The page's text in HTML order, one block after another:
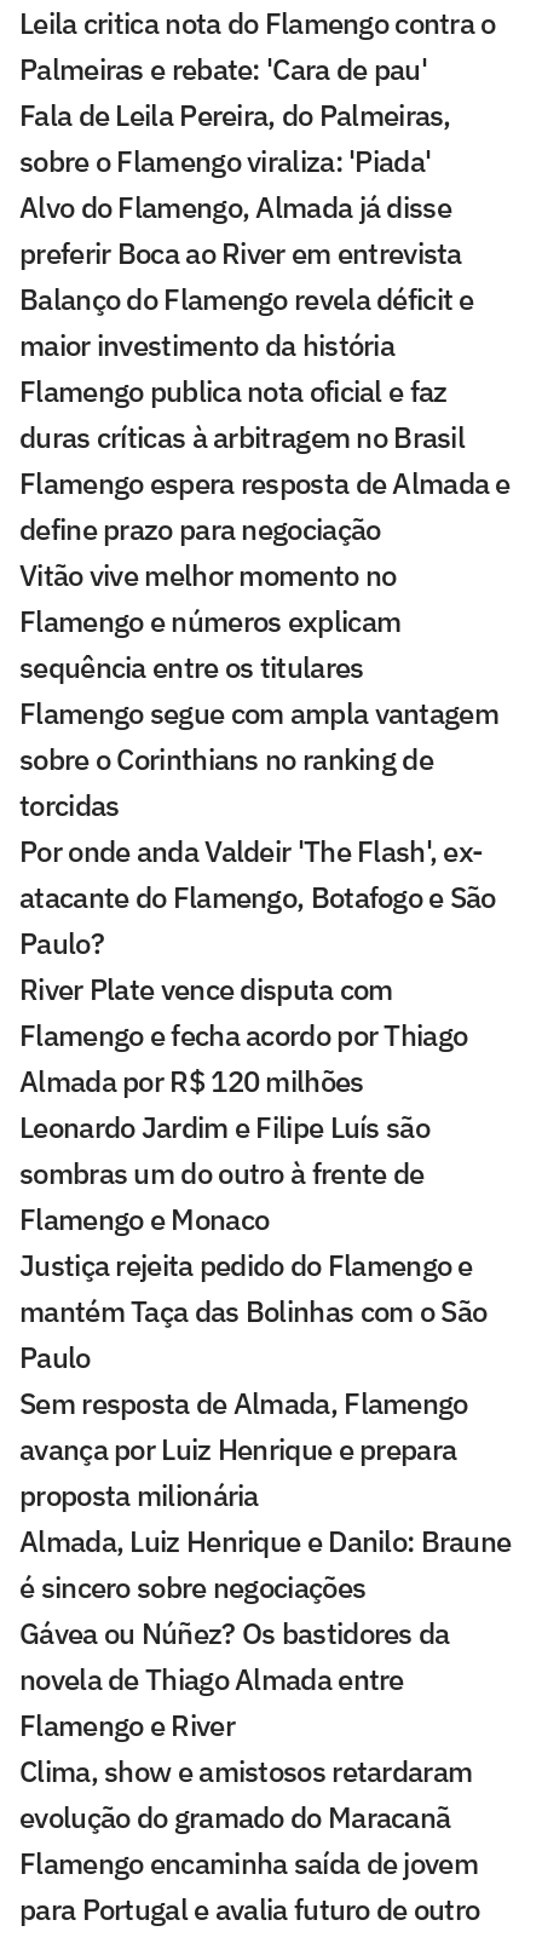
Leila critica nota do Flamengo contra o
Palmeiras e rebate: 'Cara de pau'
Fala de Leila Pereira, do Palmeiras,
sobre o Flamengo viraliza: 'Piada'
Alvo do Flamengo, Almada já disse
preferir Boca ao River em entrevista
Balanço do Flamengo revela déficit e
maior investimento da história
Flamengo publica nota oficial e faz
duras críticas à arbitragem no Brasil
Flamengo espera resposta de Almada e
define prazo para negociação
Vitão vive melhor momento no
Flamengo e números explicam
sequência entre os titulares
Flamengo segue com ampla vantagem
sobre o Corinthians no ranking de
torcidas
Por onde anda Valdeir 'The Flash', ex-
atacante do Flamengo, Botafogo e São
Paulo?
River Plate vence disputa com
Flamengo e fecha acordo por Thiago
Almada por R$ 120 milhões
Leonardo Jardim e Filipe Luís são
sombras um do outro à frente de
Flamengo e Monaco
Justiça rejeita pedido do Flamengo e
mantém Taça das Bolinhas com o São
Paulo
Sem resposta de Almada, Flamengo
avança por Luiz Henrique e prepara
proposta milionária
Almada, Luiz Henrique e Danilo: Braune
é sincero sobre negociações
Gávea ou Núñez? Os bastidores da
novela de Thiago Almada entre
Flamengo e River
Clima, show e amistosos retardaram
evolução do gramado do Maracanã
Flamengo encaminha saída de jovem
para Portugal e avalia futuro de outro